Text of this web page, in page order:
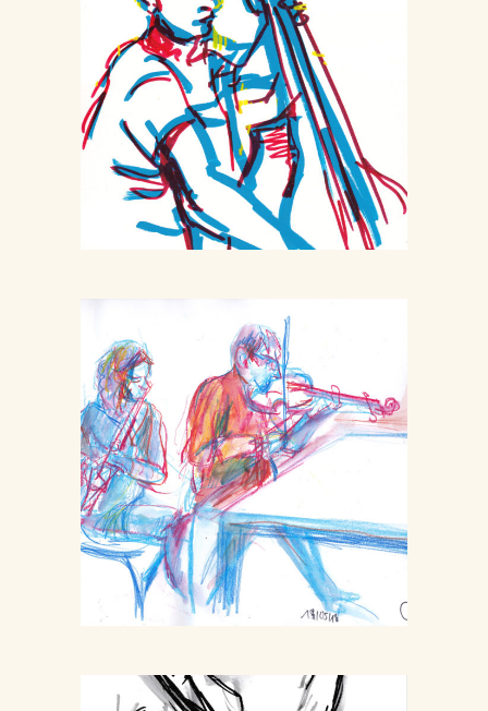
Direct Alto
Concerts Musique
Monto Irish
Autour de la scène